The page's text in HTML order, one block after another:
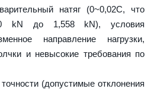
натяг (0~0,02C, что
kN до 1,558 kN), условия
направление нагрузки,
и невысокие требования по
(допустимые отклонения